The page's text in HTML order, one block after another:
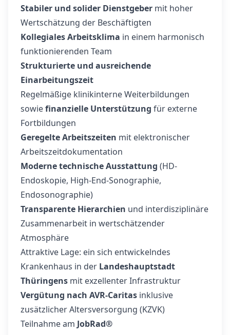
Stabiler und solider Dienstgeber mit hoher
Wertschätzung der Beschäftigten
Kollegiales Arbeitsklima in einem harmonisch
funktionierenden Team
Strukturierte und ausreichende
Einarbeitungszeit
Regelmäßige klinikinterne Weiterbildungen
sowiefinanzielle Unterstützung für externe
Fortbildungen
Geregelte Arbeitszeiten mit elektronischer
Arbeitszeitdokumentation
Moderne technische Ausstattung (HD-
Endoskopie, High-End-Sonographie,
Endosonographie)
Transparente Hierarchien und interdisziplinäre
Zusammenarbeit in wertschätzender
Atmosphäre
Attraktive Lage: ein sich entwickelndes
Krankenhaus in der Landeshauptstadt
Thüringens mit exzellenter Infrastruktur
Vergütung nach AVR-Caritas inklusive
zusätzlicher Altersversorgung (KZVK)
Teilnahme am JobRad®